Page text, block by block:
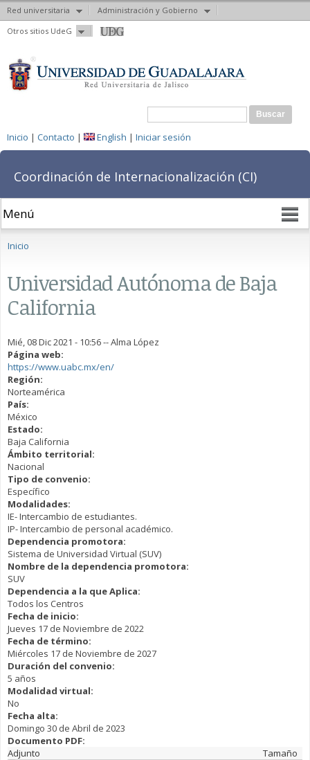
Red universitaria
Administración y Gobierno
Otros sitios UdeG
Pasar al
contenido
Formulario de búsqueda
Buscar
Inicio | Contacto | English | Iniciar sesión
Coordinación de Internacionalización (CI)
Se encuentra usted aquí
Inicio
Universidad Autónoma de Baja
California
Mié, 08 Dic 2021 - 10:56--Alma López
Página web:
https://www.uabc.mx/en/
Región:
Norteamérica
País:
México
Estado:
Baja California
Ámbito territorial:
Nacional
Tipo de convenio:
Específico
Modalidades:
IE- Intercambio de estudiantes.
IP- Intercambio de personal académico.
Dependencia promotora:
Sistema de Universidad Virtual (SUV)
Nombre de la dependencia promotora:
SUV
Dependencia a la que Aplica:
Todos los Centros
Fecha de inicio:
Jueves 17 de Noviembre de 2022
Fecha de término:
Miércoles 17 de Noviembre de 2027
Duración del convenio:
5 años
Modalidad virtual:
No
Fecha alta:
Domingo 30 de Abril de 2023
Documento PDF:
Adjunto
Tamaño